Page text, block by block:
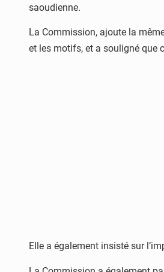
saoudienne.
La Commission, ajoute la
et les motifs, et a souligné que
Elle a également insisté sur